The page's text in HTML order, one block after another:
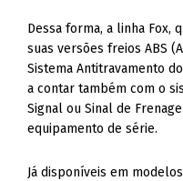
Dessa forma, a linha Fox,
suas versões freios ABS
Sistema Antitravamento
a contar também com o
Signal ou Sinal de
equipamento de série.
Já disponíveis em